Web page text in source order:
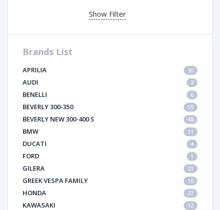
Show Filter
Brands List
APRILIA 30
AUDI 2
BENELLI 6
BEVERLY 300-350 59
BEVERLY NEW 300-400 S 48
BMW 11
DUCATI 4
FORD 1
GILERA 21
GREEK VESPA FAMILY 10
HONDA 27
KAWASAKI 12